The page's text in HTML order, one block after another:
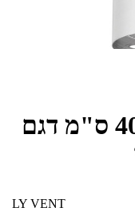
קולט אדים אי ברוחב 40 ס"מ דגם
LY VENT